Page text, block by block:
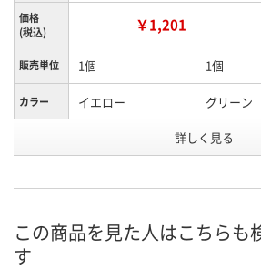
価格
(税込)
￥1,201
販売単位 1個 1個
カラー イエロー グリーン
NA65740
詳しく見る
この商品を見た人はこちらも
す